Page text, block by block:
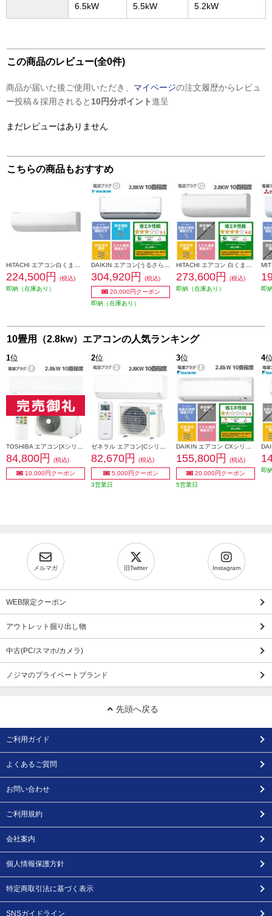
6.5kW 5.5kW 5.2kW
この商品のレビュー(全0件)
商品が届いた後ご使用いただき、 マイページの注文履歴からレビュ
ー投稿＆採用されると 10円分ポイント進呈
まだレビューはありません
こちらの商品もおすすめ
224,500円
(税込)
即納（在庫あり）
304,920円
(税込)
20,000円クーポン
即納（在庫あり）
273,600円
(税込)
即納（在庫あり）
即
10畳用（2.8kw）エアコンの人気ランキング
1位
84,800円
(税込)
10,000円クーポン
2位
82,670円
(税込)
5,000円クーポン
3営業日
3位
155,800円
(税込)
20,000円クーポン
5営業日
4
即
メルマガ 旧Twitter Instagram
WEB限定クーポン
アウトレット掘り出し物
中古(PC/スマホ/カメラ)
ノジマのプライベートブランド
先頭へ戻る
ご利用ガイド
よくあるご質問
お問い合わせ
ご利用規約
会社案内
個人情報保護方針
特定商取引法に基づく表示
SNSガイドライン